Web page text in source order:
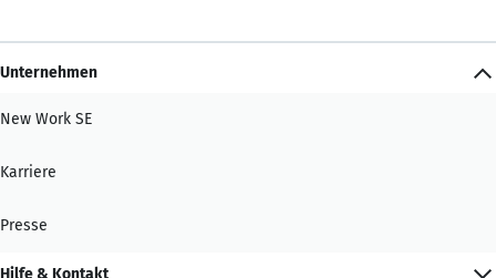
Unternehmen
New Work SE
Karriere
Presse
Hilfe & Kontakt